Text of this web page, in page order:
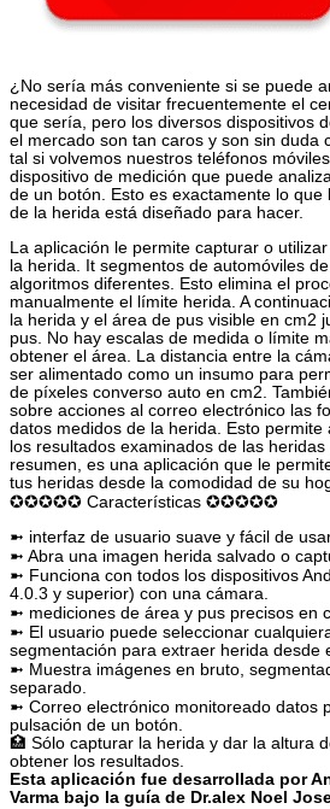
¿No sería más conveniente si se puede
necesidad de visitar frecuentemente el
que sería, pero los diversos dispositivos
el mercado son tan caros y son sin duda
tal si volvemos nuestros teléfonos
dispositivo de medición que puede
de un botón. Esto es exactamente lo que
de la herida está diseñado para hacer.
La aplicación le permite capturar o
la herida. It segmentos de automóviles
algoritmos diferentes. Esto elimina el
manualmente el límite herida. A
la herida y el área de pus visible en cm2
pus. No hay escalas de medida o límite
obtener el área. La distancia entre la
ser alimentado como un insumo para
de píxeles converso auto en cm2.
sobre acciones al correo electrónico las
datos medidos de la herida. Esto
los resultados examinados de las
resumen, es una aplicación que le
tus heridas desde la comodidad de su
✪✪✪✪✪ Características ✪✪✪✪✪
➼ interfaz de usuario suave y fácil de
➼ Abra una imagen herida salvado o
➼ Funciona con todos los dispositivos
4.0.3 y superior) con una cámara.
➼ mediciones de área y pus precisos en
➼ El usuario puede seleccionar
segmentación para extraer herida desde
➼ Muestra imágenes en bruto,
separado.
➼ Correo electrónico monitoreado datos
pulsación de un botón.
🏥 Sólo capturar la herida y dar la altura
obtener los resultados.
Esta aplicación fue desarrollada por
Varma bajo la guía de Dr.alex Noel